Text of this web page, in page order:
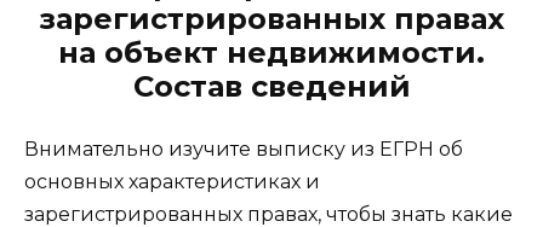
зарегистрированных правах
на объект недвижимости.
Состав сведений
Внимательно изучите выписку из ЕГРН об
основных характеристиках и
зарегистрированных правах, чтобы знать какие